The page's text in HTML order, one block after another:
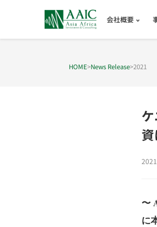
会社概要
HOME>News Release>2021
〜
に